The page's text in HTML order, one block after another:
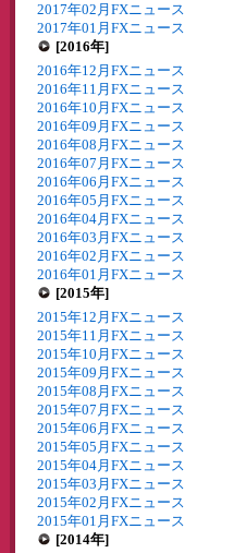
2017年02月FXニュース
2017年01月FXニュース
[2016年]
2016年12月FXニュース
2016年11月FXニュース
2016年10月FXニュース
2016年09月FXニュース
2016年08月FXニュース
2016年07月FXニュース
2016年06月FXニュース
2016年05月FXニュース
2016年04月FXニュース
2016年03月FXニュース
2016年02月FXニュース
2016年01月FXニュース
[2015年]
2015年12月FXニュース
2015年11月FXニュース
2015年10月FXニュース
2015年09月FXニュース
2015年08月FXニュース
2015年07月FXニュース
2015年06月FXニュース
2015年05月FXニュース
2015年04月FXニュース
2015年03月FXニュース
2015年02月FXニュース
2015年01月FXニュース
[2014年]